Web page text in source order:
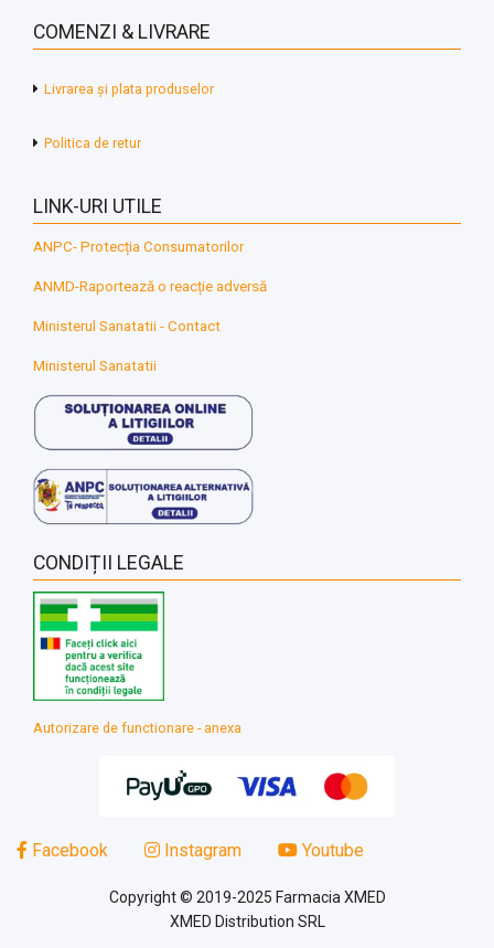
COMENZI & LIVRARE
Livrarea și plata produselor
Politica de retur
LINK-URI UTILE
ANPC- Protecția Consumatorilor
ANMD-Raportează o reacție adversă
Ministerul Sanatatii - Contact
Ministerul Sanatatii
CONDIȚII LEGALE
Autorizare de functionare - anexa
Facebook Instagram Youtube
Copyright © 2019-2025 Farmacia XMED
XMED Distribution SRL